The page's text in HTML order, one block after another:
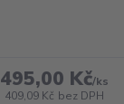
495,00 Kč/ks
409,09 Kč bez DPH